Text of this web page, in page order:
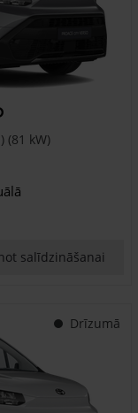
(81 kW)
salīdzināšanai
Drīzumā